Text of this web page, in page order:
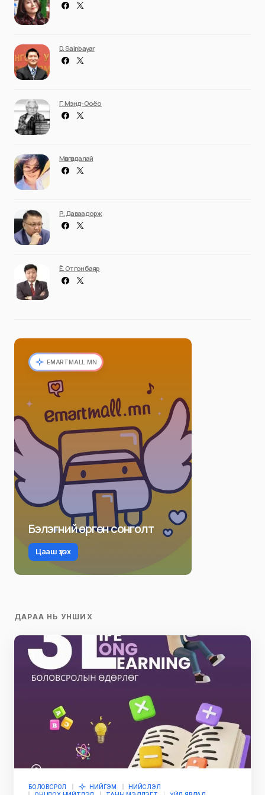
D. Sainbayar
Г. Мэнд-Ооёо
Мөнгөндалай
Р. Даваадорж
Ё. Отгонбаяр
EMARTMALL.MN
Бэлэгний өргөн сонголт
Цааш үзэх
ДАРАА НЬ УНШИХ
БОЛОВСРОЛ НИЙГЭМ
НИЙСЛЭЛ